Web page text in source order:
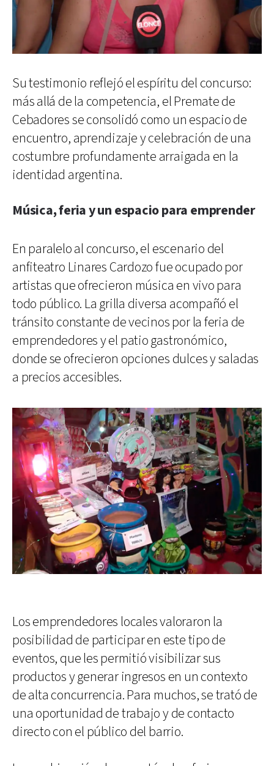
Su testimonio reflejó el espíritu del concurso:
más allá de la competencia, el Premate de
Cebadores se consolidó como un espacio de
encuentro, aprendizaje y celebración de una
costumbre profundamente arraigada en la
identidad argentina.
Música, feria y un espacio para emprender
En paralelo al concurso, el escenario del
anfiteatro Linares Cardozo fue ocupado por
artistas que ofrecieron música en vivo para
todo público. La grilla diversa acompañó el
tránsito constante de vecinos por la feria de
emprendedores y el patio gastronómico,
donde se ofrecieron opciones dulces y saladas
a precios accesibles.
Los emprendedores locales valoraron la
posibilidad de participar en este tipo de
eventos, que les permitió visibilizar sus
productos y generar ingresos en un contexto
de alta concurrencia. Para muchos, se trató de
una oportunidad de trabajo y de contacto
directo con el público del barrio.